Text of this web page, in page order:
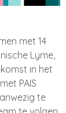
met 14
Lyme,
in het
PAIS
te